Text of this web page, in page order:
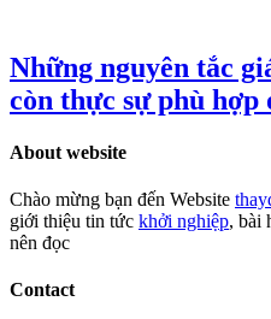
Những nguyên tắc
còn thực sự phù
About website
Chào mừng bạn đến Website
giới thiệu tin tức khởi nghiệp, bài
nên đọc
Contact